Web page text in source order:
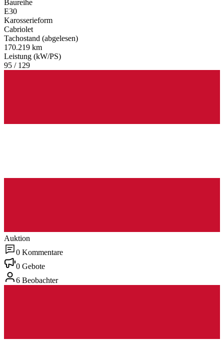
Baureihe
E30
Karosserieform
Cabriolet
Tachostand (abgelesen)
170.219 km
Leistung (kW/PS)
95 / 129
Auktion
0 Kommentare
0 Gebote
6 Beobachter